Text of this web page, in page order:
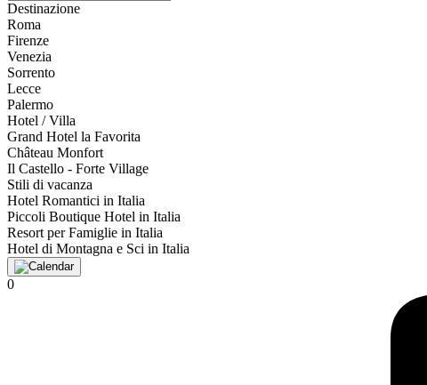
Destinazione
Roma
Firenze
Venezia
Sorrento
Lecce
Palermo
Hotel / Villa
Grand Hotel la Favorita
Château Monfort
Il Castello - Forte Village
Stili di vacanza
Hotel Romantici in Italia
Piccoli Boutique Hotel in Italia
Resort per Famiglie in Italia
Hotel di Montagna e Sci in Italia
0